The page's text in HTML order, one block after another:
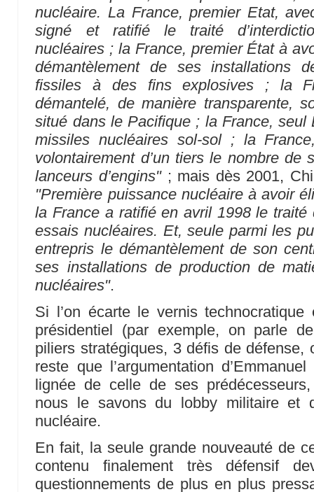
nucléaire. La France, premier Etat,
signé et ratifié le traité
nucléaires ; la France, premier État à
démantèlement de ses installations
fissiles à des fins explosives ; la
démantelé, de manière transparente,
situé dans le Pacifique ; la France, seul
missiles nucléaires sol-sol ; la
volontairement d’un tiers le nombre de
lanceurs d’engins"; mais dès 2001,
"Première puissance nucléaire à avoir
la France a ratifié en avril 1998 le traité
essais nucléaires. Et, seule parmi les
entrepris le démantèlement de son
ses installations de production de
nucléaires".
Si l’on écarte le vernis
présidentiel (par exemple, on parle
piliers stratégiques, 3 défis de défense,
reste que l’argumentation
lignée de celle de ses
nous le savons du lobby militaire et
nucléaire.
En fait, la seule grande nouveauté de
contenu finalement très défensif
questionnements de plus en plus